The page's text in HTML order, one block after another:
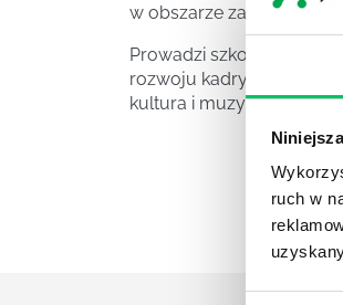
ruch w
w obszarze zarządzania
Prowadzi szkolenia i
rozwoju kadry
kultura i muzyka